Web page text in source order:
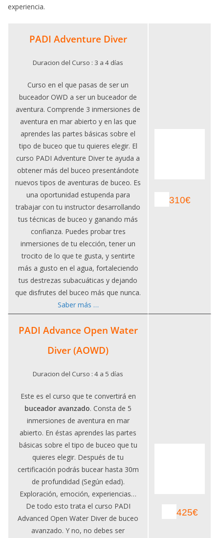
experiencia.
PADI Adventure Diver
Duracion del Curso : 3 a 4 días
Curso en el que pasas de ser un
buceador OWD a ser un buceador de
aventura. Comprende 3 inmersiones de
aventura en mar abierto y en las que
aprendes las partes básicas sobre el
tipo de buceo que tu quieres elegir. El
curso PADI Adventure Diver te ayuda a
obtener más del buceo presentándote
nuevos tipos de aventuras de buceo. Es
una oportunidad estupenda para
trabajar con tu instructor desarrollando
tus técnicas de buceo y ganando más
confianza. Puedes probar tres
inmersiones de tu elección, tener un
trocito de lo que te gusta, y sentirte
más a gusto en el agua, fortaleciendo
tus destrezas subacuáticas y dejando
que disfrutes del buceo más que nunca.
Saber más …
310€
PADI Advance Open Water
Diver (AOWD)
Duracion del Curso : 4 a 5 días
Este es el curso que te convertirá en
buceador avanzado. Consta de 5
inmersiones de aventura en mar
abierto. En éstas aprendes las partes
básicas sobre el tipo de buceo que tu
quieres elegir. Después de tu
certificación podrás bucear hasta 30m
de profundidad (Según edad).
Exploración, emoción, experiencias…
De todo esto trata el curso PADI
Advanced Open Water Diver de buceo
avanzado. Y no, no debes ser
425€